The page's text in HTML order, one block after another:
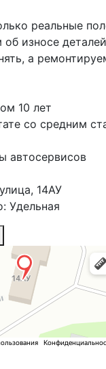
реальные
износе
а
10 лет
со средним
автосервисов
14АУ
Удельная